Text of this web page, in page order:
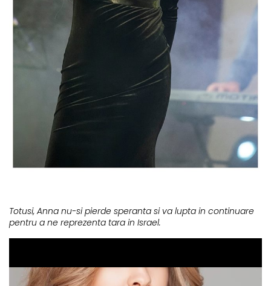
Totusi, Anna nu-si pierde speranta si va lupta in continuare
pentru a ne reprezenta tara in Israel.